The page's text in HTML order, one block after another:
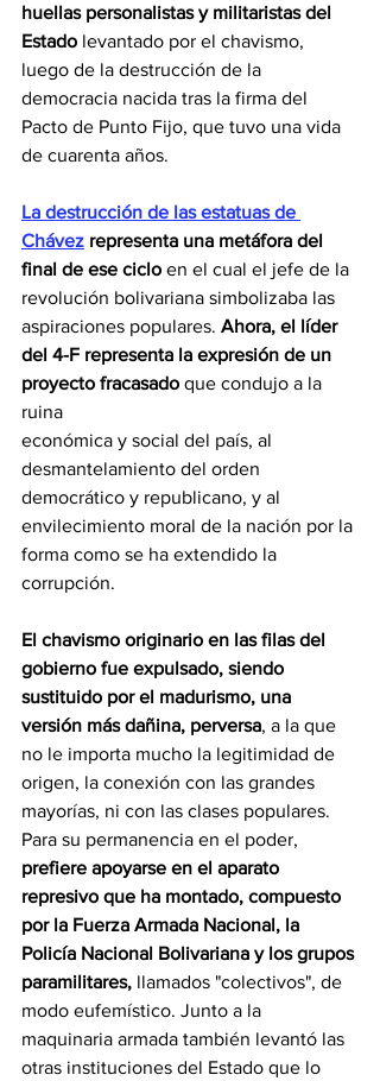
huellas personalistas y militaristas del
Estado levantado por el chavismo,
luego de la destrucción de la
democracia nacida tras la firma del
Pacto de Punto Fijo, que tuvo una vida
de cuarenta años.
La destrucción de las estatuas de
Chávez representa una metáfora del
final de ese ciclo en el cual el jefe de la
revolución bolivariana simbolizaba las
aspiraciones populares. Ahora, el líder
del 4-F representa la expresión de un
proyecto fracasado que condujo a la
ruina
económica y social del país, al
desmantelamiento del orden
democrático y republicano, y al
envilecimiento moral de la nación por la
forma como se ha extendido la
corrupción.
El chavismo originario en las filas del
gobierno fue expulsado, siendo
sustituido por el madurismo, una
versión más dañina, perversa, a la que
no le importa mucho la legitimidad de
origen, la conexión con las grandes
mayorías, ni con las clases populares.
Para su permanencia en el poder,
prefiere apoyarse en el aparato
represivo que ha montado, compuesto
por la Fuerza Armada Nacional, la
Policía Nacional Bolivariana y los grupos
paramilitares, llamados "colectivos", de
modo eufemístico. Junto a la
maquinaria armada también levantó las
otras instituciones del Estado que lo